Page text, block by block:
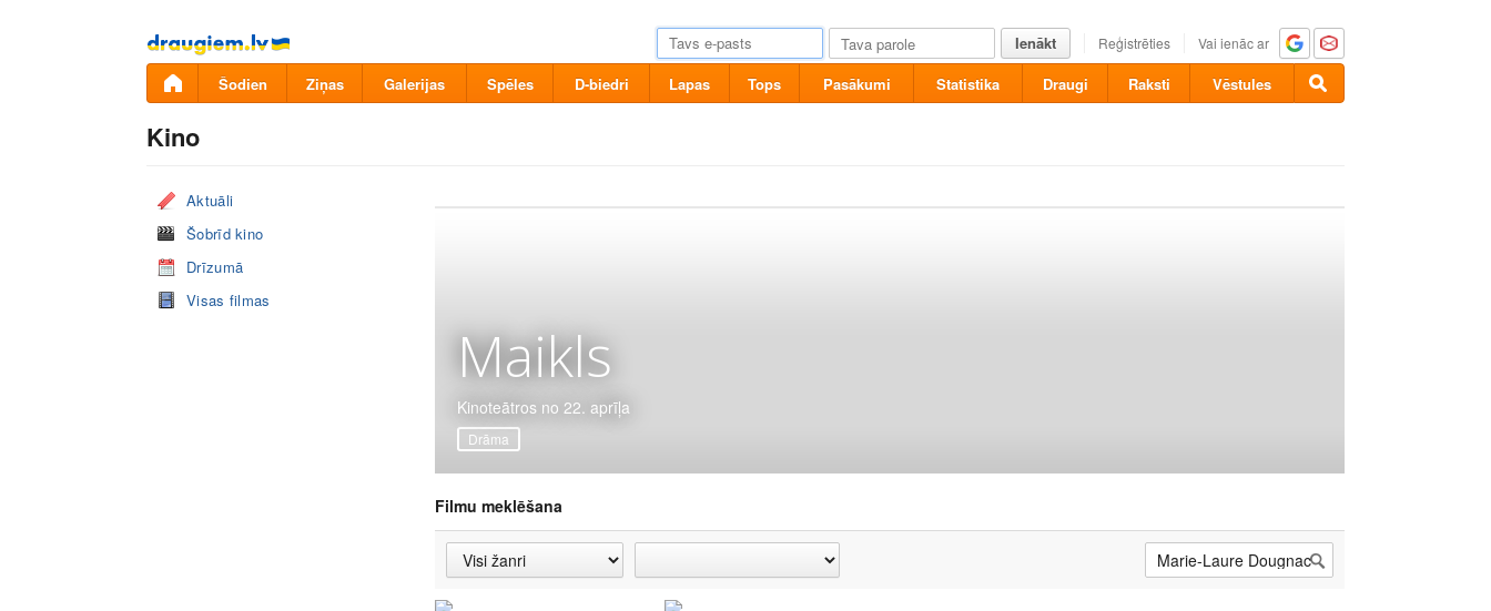
Pāriet
uz
saturu
Ienākt Reģistrēties Vai ienāc ar
Šodien Ziņas Galerijas Spēles D-biedri Lapas Tops Pasākumi Statistika Draugi Raksti Vēstules
Kino
Aktuāli
Šobrīd kino
Drīzumā
Visas filmas
Maikls
Kinoteātros no 22. aprīļa
Drāma
Filmu meklēšana